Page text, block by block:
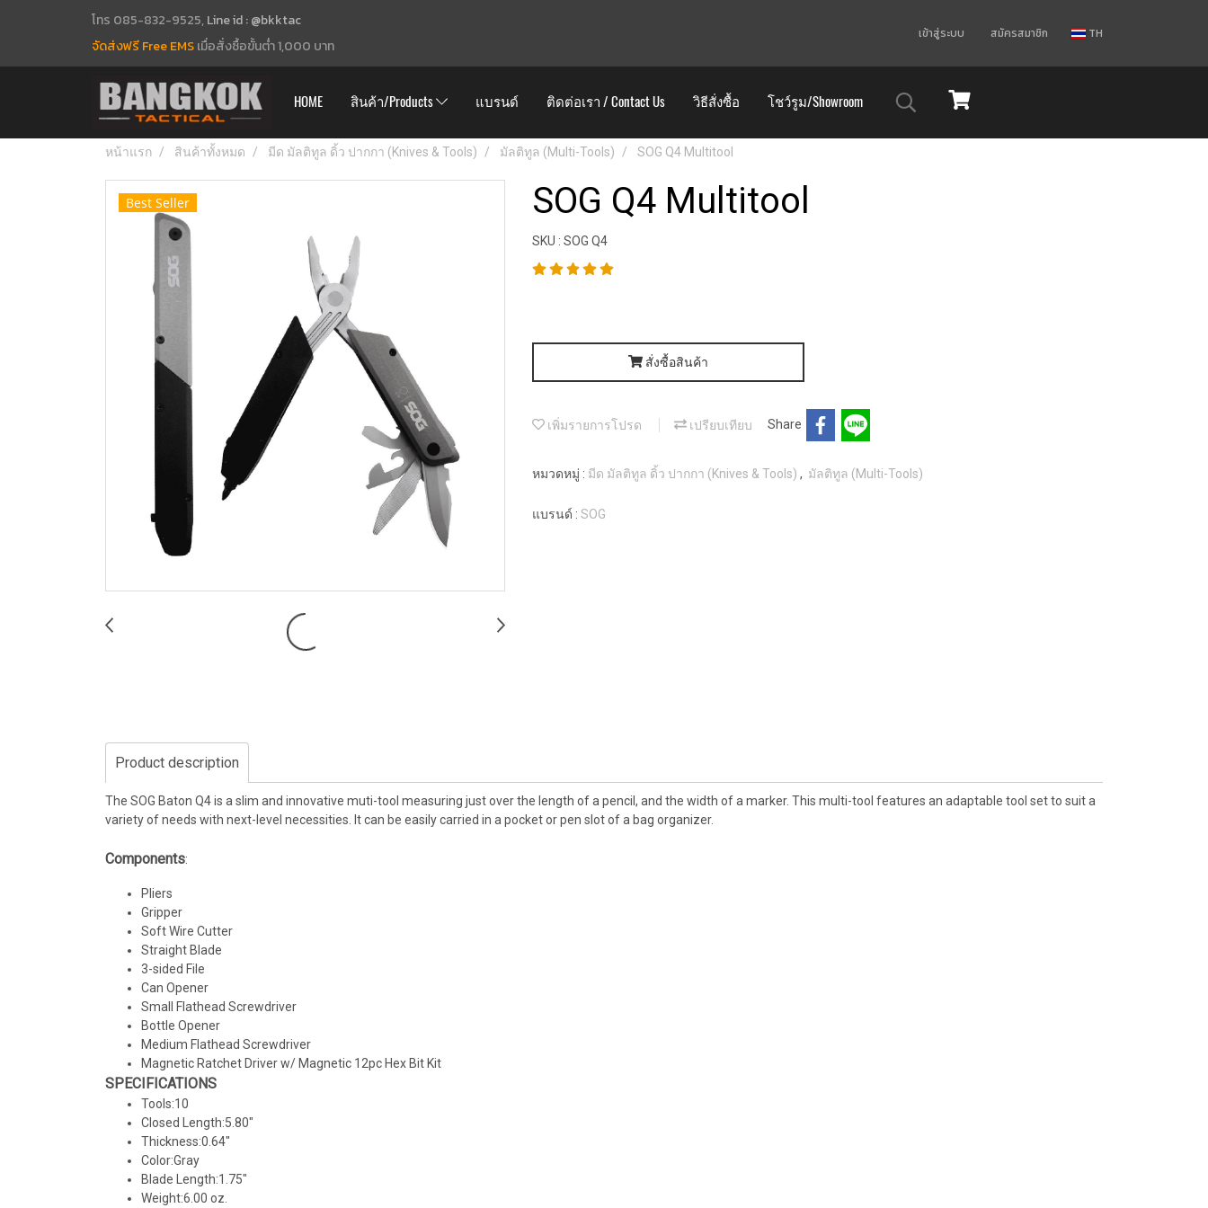
โทร 085-832-9525, Line id : @bkktac
จัดส่งฟรี Free EMSเมื่อสั่งซื้อขั้นต่ำ 1,000 บาท
เข้าสู่ระบบ สมัครสมาชิก TH
HOME สินค้า/Products แบรนด์ ติดต่อเรา / Contact Us วิธีสั่งซื้อ โชว์รูม/Showroom
หน้าแรก สินค้าทั้งหมด มีด มัลติทูล ดิ้ว ปากกา (Knives & Tools) มัลติทูล (Multi-Tools) SOG Q4 Multitool
Best Seller SOG Q4 Multitool
SKU : SOG Q4
สั่งซื้อสินค้า
เพิ่มรายการโปรด เปรียบเทียบ Share
หมวดหมู่ : มีด มัลติทูล ดิ้ว ปากกา (Knives & Tools) , มัลติทูล (Multi-Tools)
แบรนด์ : SOG
Product description
The SOG Baton Q4 is a slim and innovative muti-tool measuring just over the length of a pencil, and the width of a marker. This multi-tool features an adaptable tool set to suit a
variety of needs with next-level necessities. It can be easily carried in a pocket or pen slot of a bag organizer.
Components:
Pliers
Gripper
Soft Wire Cutter
Straight Blade
3-sided File
Can Opener
Small Flathead Screwdriver
Bottle Opener
Medium Flathead Screwdriver
Magnetic Ratchet Driver w/ Magnetic 12pc Hex Bit Kit
SPECIFICATIONS
Tools:10
Closed Length:5.80"
Thickness:0.64"
Color:Gray
Blade Length:1.75"
Weight:6.00 oz.